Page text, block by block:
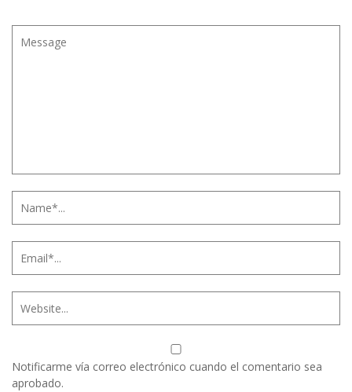
Notificarme vía correo electrónico cuando el comentario sea
aprobado.